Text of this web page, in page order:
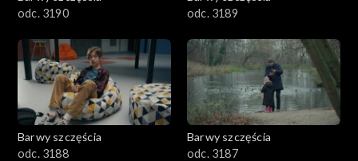
1101–1200
1001–1100
901–1000
odc. 3190
odc. 3189
Barwy szczęścia
odc. 3188
Barwy szczęścia
odc. 3187